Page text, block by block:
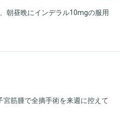
朝昼晩にインデラル10mgの服用
筋腫で全摘手術を来週に控えて